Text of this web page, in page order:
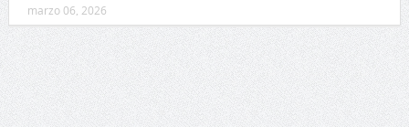
marzo 06, 2026